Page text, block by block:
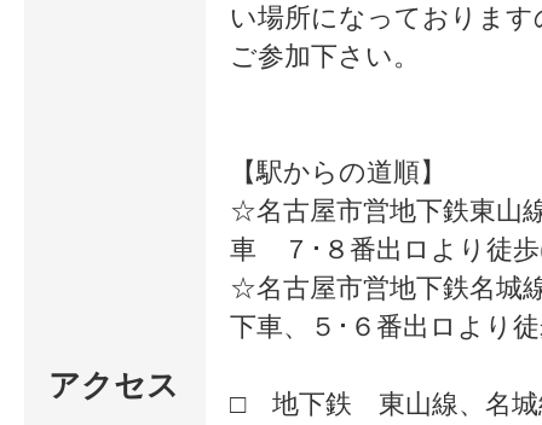
ー」を浸透させたいと思っていま
験中（笑）です。 また機会があれ
で勉強できたらっと思っています
新しい事を学んで
アクセス
い場所になっておりま
ご参加下さい。
【駅からの道順】
☆名古屋市営地下鉄東山
車 ７･８番出ロより徒歩
☆名古屋市営地下鉄名城
下車、５･６番出ロより
□ 地下鉄 東山線、名城